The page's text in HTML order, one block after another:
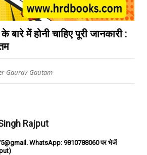
में होनी चाहिए पूरी जानकारी :
Gaurav-Gautam
Rajput
WhatsApp: 9810788060 पर भेजें